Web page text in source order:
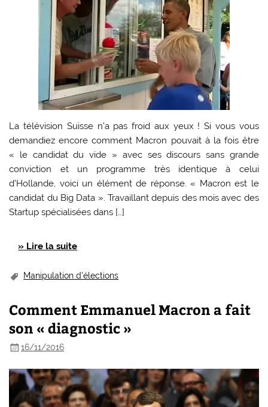
La télévision Suisse n’a pas froid aux yeux ! Si vous vous
demandiez encore comment Macron pouvait à la fois être
« le candidat du vide » avec ses discours sans grande
conviction et un programme très identique à celui
d’Hollande, voici un élément de réponse. « Macron est le
candidat du Big Data ». Travaillant depuis des mois avec des
Startup spécialisées dans […]
» Lire la suite
Manipulation d'élections
Comment Emmanuel Macron a fait
son « diagnostic »
16/11/2016